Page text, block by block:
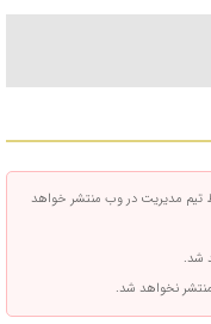
تیم مدیریت در وب منتشر خواهد
شد.
منتشر نخواهد شد.